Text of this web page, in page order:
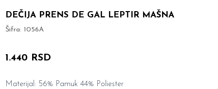
DEČIJA PRENS DE GAL LEPTIR MAŠNA
Šifra:1056A
1.440 RSD
Materijal: 56% Pamuk 44% Poliester